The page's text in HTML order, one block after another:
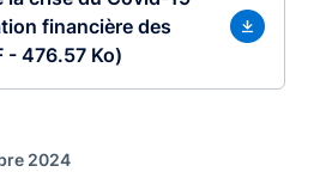
financière des
- 476.57 Ko)
2024